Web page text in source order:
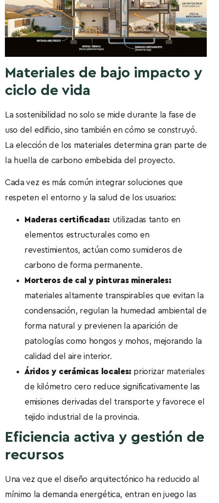
Materiales de bajo impacto y
ciclo de vida
La sostenibilidad no solo se mide durante la fase de
uso del edificio, sino también en cómo se construyó.
La elección de los materiales determina gran parte de
la huella de carbono embebida del proyecto.
Cada vez es más común integrar soluciones que
respeten el entorno y la salud de los usuarios:
Maderas certificadas: utilizadas tanto en
elementos estructurales como en
revestimientos, actúan como sumideros de
carbono de forma permanente.
Morteros de cal y pinturas minerales:
materiales altamente transpirables que evitan la
condensación, regulan la humedad ambiental de
forma natural y previenen la aparición de
patologías como hongos y mohos, mejorando la
calidad del aire interior.
Áridos y cerámicas locales: priorizar materiales
de kilómetro cero reduce significativamente las
emisiones derivadas del transporte y favorece el
tejido industrial de la provincia.
Eficiencia activa y gestión de
recursos
Una vez que el diseño arquitectónico ha reducido al
mínimo la demanda energética, entran en juego las